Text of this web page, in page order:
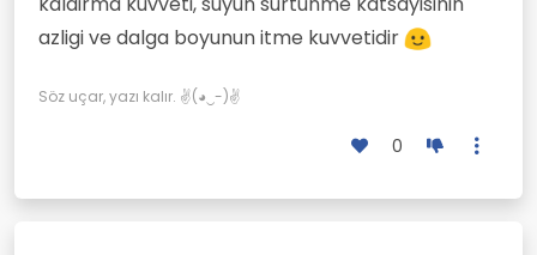
Bİlsem burada sormazdım.
Fizik profesörü bile iddiaya girip kaybetti.
azligi ve dalga boyunun itme kuvvetidir
Söz uçar, yazı kalır. ✌(◕‿-)✌
0